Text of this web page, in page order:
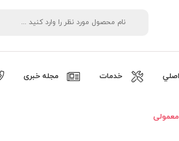
خدمات مجله خبری